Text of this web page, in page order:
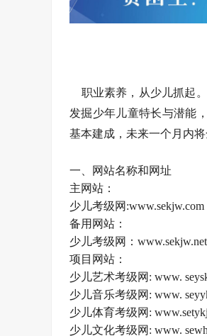
职业素养，从少儿抓起。
发掘少年儿童特长与潜能
基本建成，未来一个月内
一、网站名称和网址
主网站：
少儿考级网:www.sekjw.com
备用网站：
少儿考级网：www.sekjw.net
项目网站：
少儿艺术考级网: www.
少儿音乐考级网: www.
少儿体育考级网:
少儿文化考级网: www.